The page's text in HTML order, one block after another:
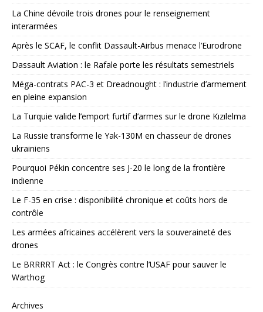
La Chine dévoile trois drones pour le renseignement
interarmées
Après le SCAF, le conflit Dassault-Airbus menace l’Eurodrone
Dassault Aviation : le Rafale porte les résultats semestriels
Méga-contrats PAC-3 et Dreadnought : l’industrie d’armement
en pleine expansion
La Turquie valide l’emport furtif d’armes sur le drone Kızılelma
La Russie transforme le Yak-130M en chasseur de drones
ukrainiens
Pourquoi Pékin concentre ses J-20 le long de la frontière
indienne
Le F-35 en crise : disponibilité chronique et coûts hors de
contrôle
Les armées africaines accélèrent vers la souveraineté des
drones
Le BRRRRT Act : le Congrès contre l’USAF pour sauver le
Warthog
Archives